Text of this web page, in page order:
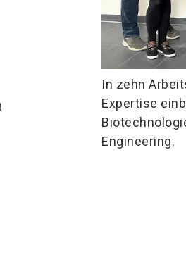
In zehn
Expertise
Engineering.